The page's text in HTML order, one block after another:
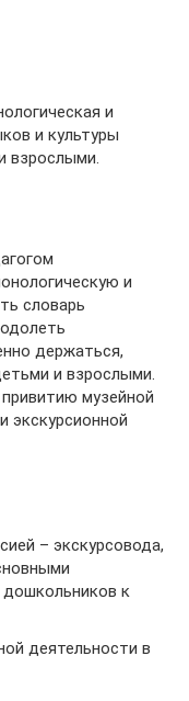
и
и культуры
взрослыми.
и
словарь
держаться,
и взрослыми.
музейной
экскурсионной
– экскурсовода,
к
деятельности в